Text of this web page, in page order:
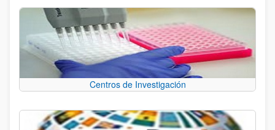
Centros de Investigación